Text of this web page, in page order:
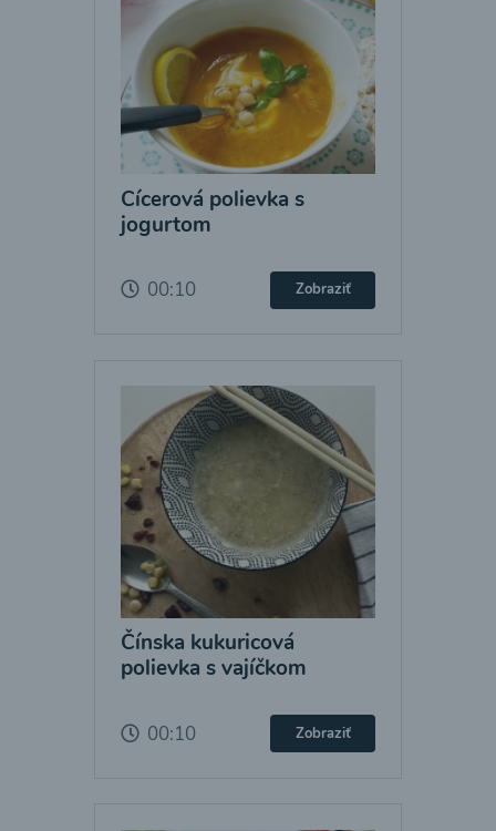
Cícerová polievka s
jogurtom
00:10 Zobraziť
Čínska kukuricová
polievka s vajíčkom
00:10 Zobraziť